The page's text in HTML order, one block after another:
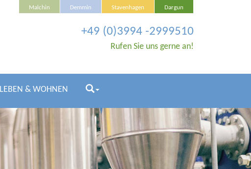
Malchin Demmin Stavenhagen Dargun
+49 (0)3994 -2999510
Rufen Sie uns gerne an!
LEBEN & WOHNEN